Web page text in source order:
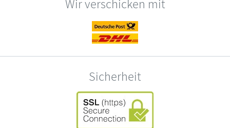
Wir verschicken mit
Sicherheit